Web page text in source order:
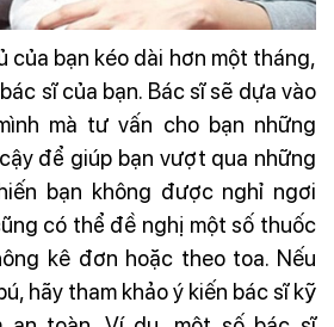
của bạn kéo dài hơn một tháng,
sĩ của bạn. Bác sĩ sẽ dựa vào
mà tư vấn cho bạn những
để giúp bạn vượt qua những
bạn không được nghỉ ngơi
có thể đề nghị một số thuốc
kê đơn hoặc theo toa. Nếu
hãy tham khảo ý kiến bác sĩ kỹ